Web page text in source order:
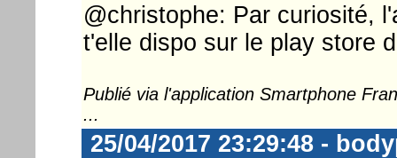
@christophe: Par curiosité,
t'elle dispo sur le play store
Publié via l'application Smartphone
...
25/04/2017 23:29:48 -